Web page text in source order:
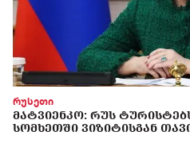
რუსეთი
ᲛᲐᲢᲕᲘᲔᲜᲙᲝ: ᲠᲣᲡ
ᲡᲝᲛᲮᲔᲗᲨᲘ ᲕᲘᲖᲘᲢᲘᲡᲒᲐᲜ